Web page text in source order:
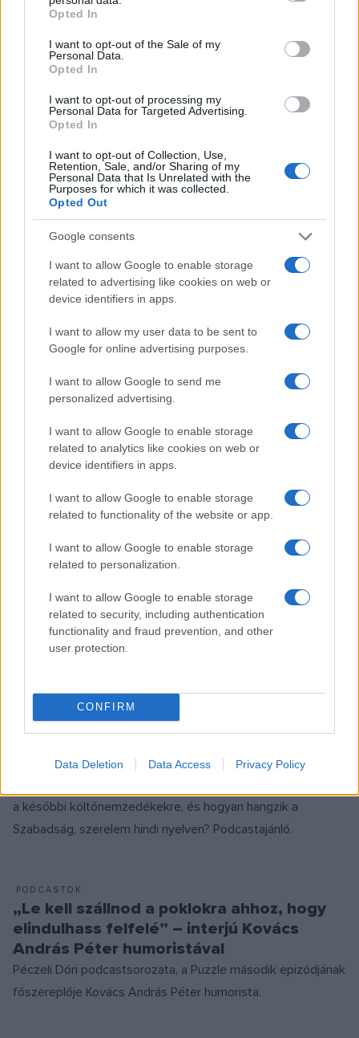
grant or deny consent to Google and its third-party tags to
use your data for below specified purposes in below Google
consent section.
Opted In
I want to opt-out of the Sale of my
Personal Data.
Opted In
I want to opt-out of processing my
Personal Data for Targeted Advertising.
Opted In
I want to opt-out of Collection, Use,
Retention, Sale, and/or Sharing of my
Personal Data that Is Unrelated with the
Purposes for which it was collected.
Opted Out
Google consents
I want to allow Google to enable storage
related to advertising like cookies on web or
device identifiers in apps.
I want to allow my user data to be sent to
Google for online advertising purposes.
I want to allow Google to send me
personalized advertising.
I want to allow Google to enable storage
related to analytics like cookies on web or
device identifiers in apps.
I want to allow Google to enable storage
related to functionality of the website or app.
I want to allow Google to enable storage
related to personalization.
I want to allow Google to enable storage
related to security, including authentication
functionality and fraud prevention, and other
user protection.
CONFIRM
Data Deletion Data Access Privacy Policy
olvasmányélményem” – Interjú Gubik
Petrával
Szorgalmas szabolcsi ember, Ajak díszpolgára, a Sztárban
karakterek bőrébe bújik a színházban, szólólemeze van,
verseket ír, fest. Nem mellékesen: diplomás etnográfus.
Péczeli Dóri podcastsorozata, a Puzzle vendége Gubik Petra
színművész, énekes.
PODCASTOK
Talpig magyar: engedünk a '48-ból?
A kiegyezéshez vezető út egyik fontos állomása volt az
1865. április 16-án, húsvétvasárnap a Pesti Naplóban
fogalmazta meg azt, hogy Magyarország az Ausztriával való
Podcastajánló.
PODCASTOK
„A zugpálinkafőzés a hatalommal
szembeni népi innováció” – beszélgetés
Balázs Géza nyelvésszel
ezt mind megtalálta a nyelvészetben. Évtizedek óta
noteszbe gyűjti az utcán hallott nyelvi leleményeket,
dokumentálta a pesti flaszter nyelvét. Péczeli Dóri
podcastsorozata, a Puzzle vendége Balázs Géza nyelvész,
néprajzkutató, egyetemi tanár.
Petőfi, a költészet David Bowie-ja
apropóján különkiadással jelentkezik a Talpig magyar. Vajon
a későbbi költőnemzedékekre, és hogyan hangzik a
Szabadság, szerelem hindi nyelven? Podcastajánló.
PODCASTOK
„Le kell szállnod a poklokra ahhoz, hogy
elindulhass felfelé” – interjú Kovács
András Péter humoristával
Péczeli Dóri podcastsorozata, a Puzzle második epizódjának
főszereplője Kovács András Péter humorista.